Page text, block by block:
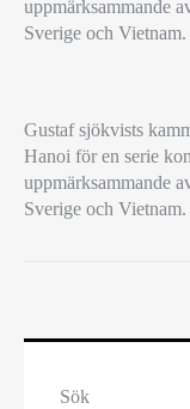
uppmärksammande
Sverige och Vietnam.
TILL
VIETNAM
Gustaf sjökvists
Hanoi för en serie
uppmärksammande
Sverige och Vietnam.
Sök